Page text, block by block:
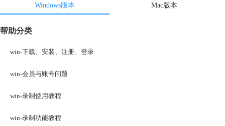
Windows版本 Mac版本
帮助分类
win-下载、安装、注册、登录
win-会员与账号问题
win-录制使用教程
win-录制功能教程